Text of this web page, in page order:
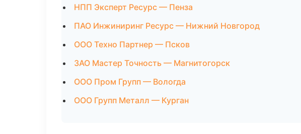
НПП Эксперт Ресурс — Пенза
ПАО Инжиниринг Ресурс — Нижний Новгород
ООО Техно Партнер — Псков
ЗАО Мастер Точность — Магнитогорск
ООО Пром Групп — Вологда
ООО Групп Металл — Курган